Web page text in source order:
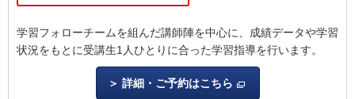
学習フォローチームを組んだ講師陣を中心に、成績データや学習
状況をもとに受講生1人ひとりに合った学習指導を行います。
詳細・ご予約はこちら